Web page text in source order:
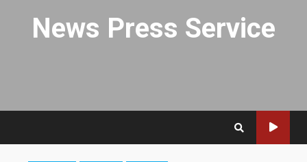
News Press Service